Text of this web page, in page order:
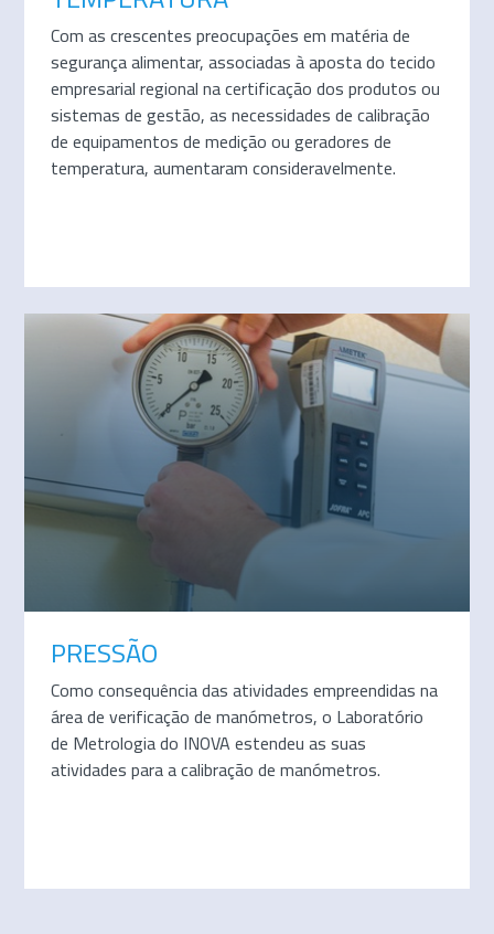
Com as crescentes preocupações em matéria de
segurança alimentar, associadas à aposta do tecido
empresarial regional na certificação dos produtos ou
sistemas de gestão, as necessidades de calibração
de equipamentos de medição ou geradores de
temperatura, aumentaram consideravelmente.
PRESSÃO
Como consequência das atividades empreendidas na
área de verificação de manómetros, o Laboratório
de Metrologia do INOVA estendeu as suas
atividades para a calibração de manómetros.